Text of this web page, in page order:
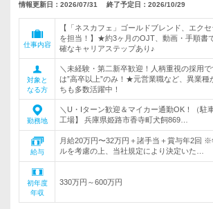
情報更新日：2026/07/31 終了予定日：2026/10/29
仕事内容
【「ネスカフェ」ゴールドブレンド、エク
を担当！】★約3ヶ月のOJT、動画・手順書
確なキャリアステップあり♪
対象と
なる方
＼未経験・第二新卒歓迎！人柄重視の採用
は”高卒以上”のみ！★元営業職など、異業種
ちも多数活躍中！
勤務地
＼U・Iターン歓迎＆マイカー通勤OK！（駐
工場】 兵庫県姫路市香寺町犬飼869…
給与
月給20万円〜32万円＋諸手当＋賞与年2回
ルを考慮の上、当社規定により決定いた…
初年度
年収
330万円～600万円